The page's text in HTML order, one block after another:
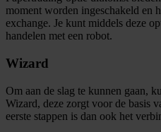
moment worden ingeschakeld en
exchange. Je kunt middels deze
handelen met een robot.
Wizard
Om aan de slag te kunnen gaan,
Wizard, deze zorgt voor de basis
eerste stappen is dan ook het